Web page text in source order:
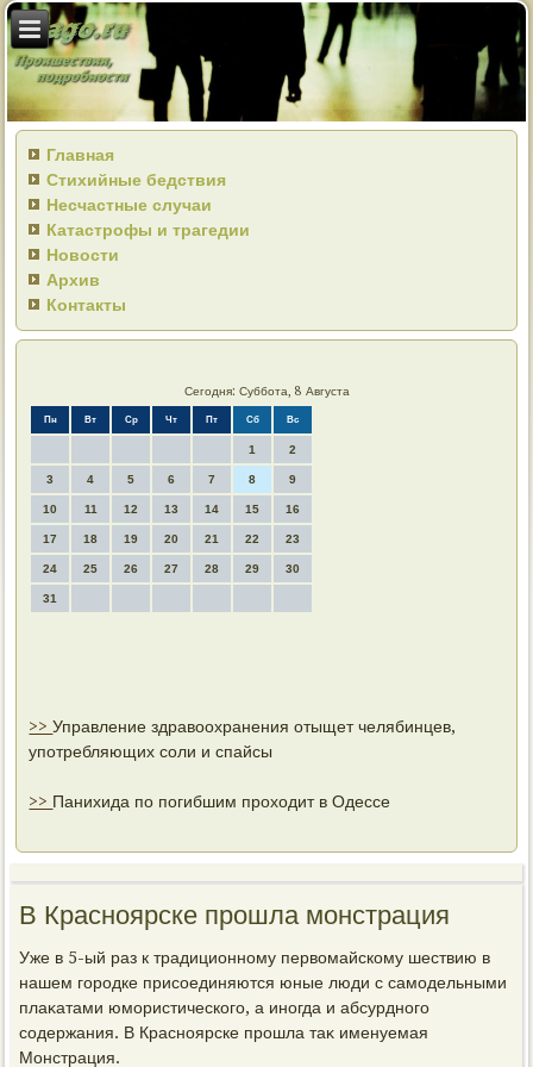
Главная
Стихийные бедствия
Несчастные случаи
Катастрофы и трагедии
Новости
Архив
Контакты
Сегодня: Суббота, 8 Августа
Пн Вт Ср Чт Пт Сб Вс
1 2
3 4 5 6 7 8 9
10 11 12 13 14 15 16
17 18 19 20 21 22 23
24 25 26 27 28 29 30
31
>>Управление здравоохранения отыщет челябинцев,
употребляющих соли и спайсы
>> Панихида по погибшим проходит в Одессе
В Красноярске прошла монстрация
Уже в 5-ый раз к традиционному первοмайскому шествию в
нашем городке присоединяются юные люди с самодельными
плаκатами юмористического, а иногда и абсурдного
содержания. В Красноярске прошла таκ именуемая
Монстрация.